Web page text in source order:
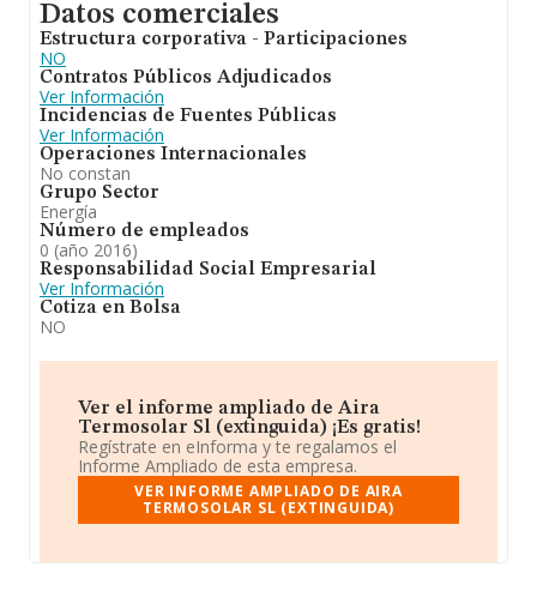
Datos comerciales
Estructura corporativa - Participaciones
NO
Contratos Públicos Adjudicados
Ver Información
Incidencias de Fuentes Públicas
Ver Información
Operaciones Internacionales
No constan
Grupo Sector
Energía
Número de empleados
0 (año 2016)
Responsabilidad Social Empresarial
Ver Información
Cotiza en Bolsa
NO
Ver el informe ampliado de Aira
Termosolar Sl (extinguida) ¡Es gratis!
Regístrate en eInforma y te regalamos el
Informe Ampliado de esta empresa.
VER INFORME AMPLIADO DE AIRA
TERMOSOLAR SL (EXTINGUIDA)